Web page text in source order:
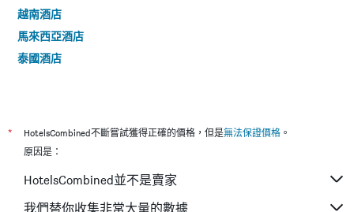
越南酒店
馬來西亞酒店
泰國酒店
* HotelsCombined不斷嘗試獲得正確的價格，但是無法保證價格 。
原因是：
HotelsCombined並不是賣家
我們替你收集非常大量的數據